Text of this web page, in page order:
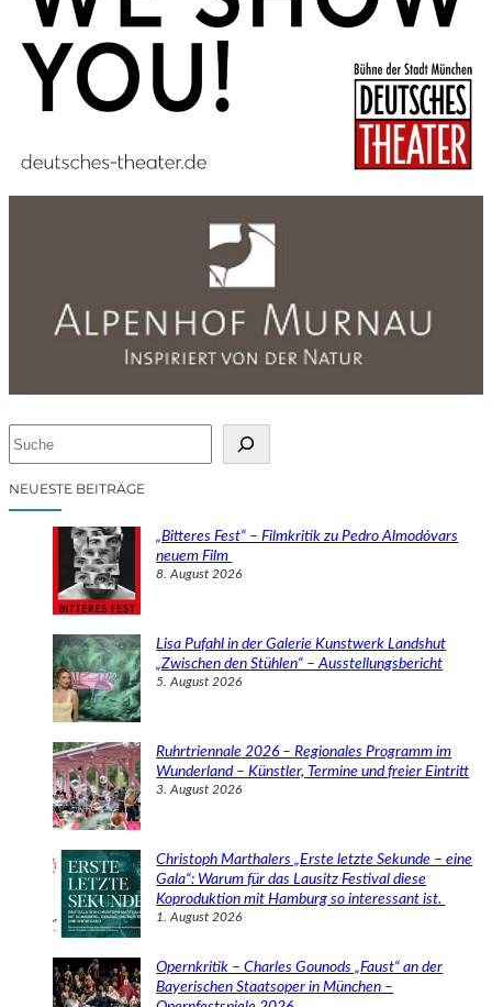
cNEUESTE BEITRÄGE
„Bitteres Fest“ – Filmkritik zu Pedro Almodóvars
neuem Film
8. August 2026
Lisa Pufahl in der Galerie Kunstwerk Landshut
„Zwischen den Stühlen“ – Ausstellungsbericht
5. August 2026
Ruhrtriennale 2026 – Regionales Programm im
Wunderland – Künstler, Termine und freier Eintritt
3. August 2026
Christoph Marthalers „Erste letzte Sekunde – eine
Gala“: Warum für das Lausitz Festival diese
Koproduktion mit Hamburg so interessant ist.
1. August 2026
Opernkritik – Charles Gounods „Faust“ an der
Bayerischen Staatsoper in München –